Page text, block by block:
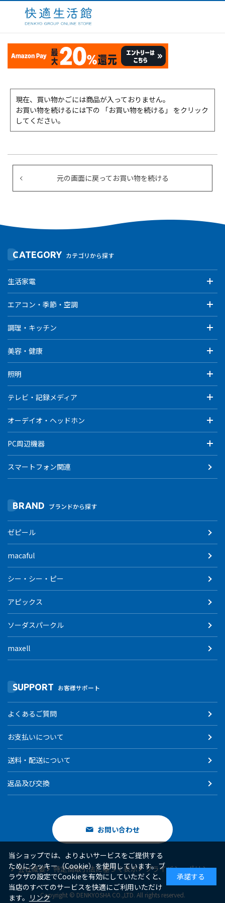
現在、買い物かごには商品が入っておりません。
お買い物を続けるには下の 「お買い物を続ける」 をクリック
してください。
元の画面に戻ってお買い物を続ける
CATEGORY カテゴリから探す
生活家電
エアコン・季節・空調
調理・キッチン
美容・健康
照明
テレビ・記録メディア
オーデイオ・ヘッドホン
PC周辺機器
スマートフォン関連
BRAND ブランドから探す
ゼピール
macaful
シー・シー・ピー
アピックス
ソーダスパークル
maxell
SUPPORT お客様サポート
よくあるご質問
お支払いについて
送料・配送について
返品及び交換
お問い合わせ
会社概要 特定商取引法に基づく表示 プライバシーポリシー
Copyright © DENKYOSHA CO.,LTD. All rights reserved.
当ショップでは、よりよいサービスをご提供する
ためにクッキー（Cookie）を使用しています。ブ
ラウザの設定でCookieを有効にしていただくと、
当店のすべてのサービスを快適にご利用いただけ
ます。 リンク
承諾する